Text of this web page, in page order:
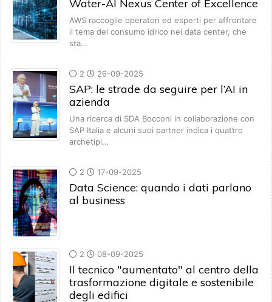
Water-AI Nexus Center of Excellence
AWS raccoglie operatori ed esperti per affrontare
il tema del consumo idrico nei data center, che
sta…
2 26-09-2025
SAP: le strade da seguire per l’AI in
azienda
Una ricerca di SDA Bocconi in collaborazione con
SAP Italia e alcuni suoi partner indica i quattro
archetipi…
2 17-09-2025
Data Science: quando i dati parlano
al business
2 08-09-2025
Il tecnico "aumentato" al centro della
trasformazione digitale e sostenibile
degli edifici